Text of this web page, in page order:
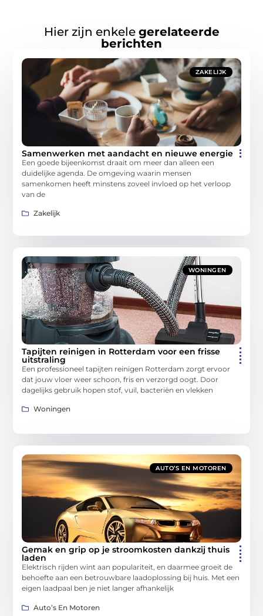
Hier zijn enkele gerelateerde
berichten
ZAKELIJK
Samenwerken met aandacht en nieuwe energie
Een goede bijeenkomst draait om meer dan alleen een
duidelijke agenda. De omgeving waarin mensen
samenkomen heeft minstens zoveel invloed op het verloop
van de
Zakelijk
WONINGEN
Tapijten reinigen in Rotterdam voor een frisse
uitstraling
Een professioneel tapijten reinigen Rotterdam zorgt ervoor
dat jouw vloer weer schoon, fris en verzorgd oogt. Door
dagelijks gebruik hopen stof, vuil, bacteriën en vlekken
Woningen
AUTO’S EN MOTOREN
Gemak en grip op je stroomkosten dankzij thuis
laden
Elektrisch rijden wint aan populariteit, en daarmee groeit de
behoefte aan een betrouwbare laadoplossing bij huis. Met een
eigen laadpaal ben je niet langer afhankelijk
Auto’s En Motoren